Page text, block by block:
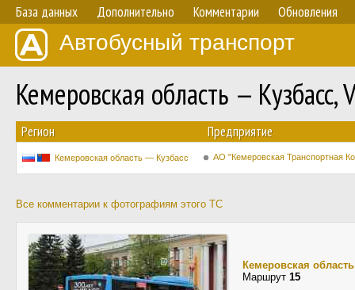
База данных Дополнительно Комментарии Обновления
Автобусный транспорт
Кемеровская область —
Регион Предприятие
Кемеровская область — Кузбасс АО "Кемеровская Транспортная
Все комментарии к фотографиям этого ТС
Кемеровская
Маршрут 15